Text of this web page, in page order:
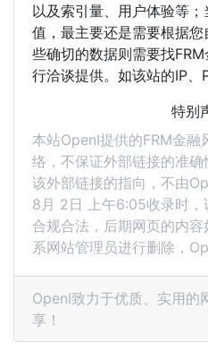
以及索引量、用户体验等
值，最主要还是需要根据
些确切的数据则需要找
行洽谈提供。如该站的IP、
特别
本站OpenI提供的FRM金融
络，不保证外部链接的准
该外部链接的指向，不由
8月 2日 上午6:05收录时，
合规合法，后期网页的内
系网站管理员进行删除，
OpenI致力于优质、实用的
享！